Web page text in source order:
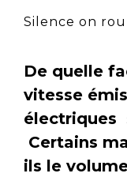
Silence on
De quelle
vitesse
électriques
Certains
ils le